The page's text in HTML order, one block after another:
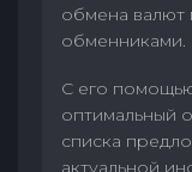
обмена валют
обменниками.
С его
оптимальный
списка
актуальной